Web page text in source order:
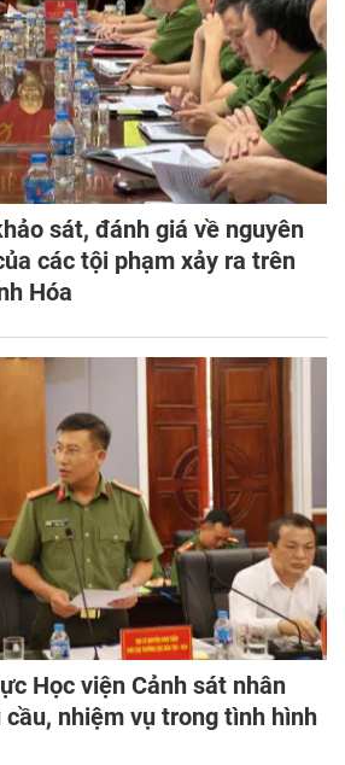
sát, đánh giá về nguyên
các tội phạm xảy ra trên
Hóa
Học viện Cảnh sát nhân
nhiệm vụ trong tình hình